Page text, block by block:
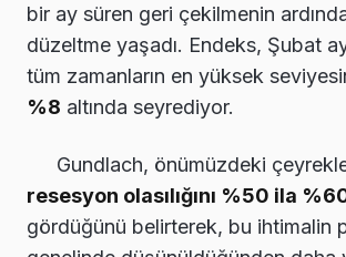
bir ay süren geri çekilmenin
düzeltme yaşadı. Endeks, Şubat
tüm zamanların en yüksek
%8 altında seyrediyor.
Gundlach, önümüzdeki
resesyon olasılığını %50 ila
gördüğünü belirterek, bu ihtimalin